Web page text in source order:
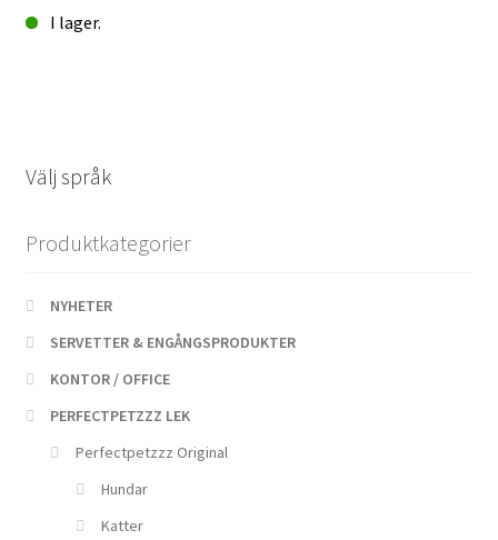
I lager.
orginal
mängd
Välj språk
Produktkategorier
NYHETER
SERVETTER & ENGÅNGSPRODUKTER
KONTOR / OFFICE
PERFECTPETZZZ LEK
Perfectpetzzz Original
Hundar
Katter